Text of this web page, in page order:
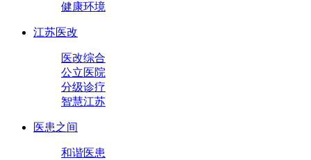
健康环境
江苏医改
医改综合
公立医院
分级诊疗
智慧江苏
医患之间
和谐医患